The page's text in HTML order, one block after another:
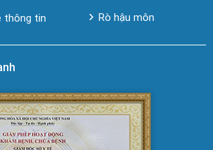
thông tin
Rò hậu môn